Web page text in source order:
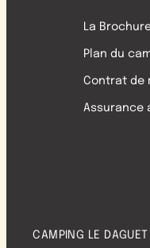
La
Plan du
Contrat de
Assurance
CAMPING LE DAGUET